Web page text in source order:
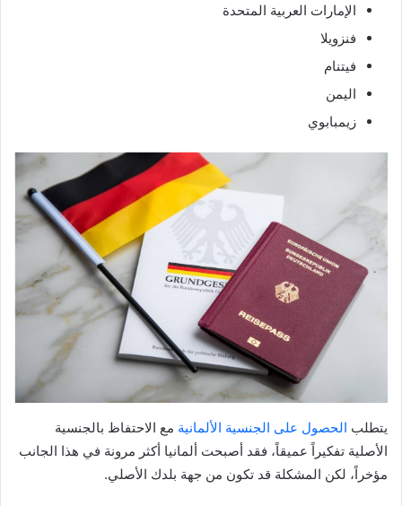
الإمارات العربية المتحدة
فنزويلا
فيتنام
اليمن
زيمبابوي
يتطلب الحصول على الجنسية الألمانية مع الاحتفاظ بالجنسية
الأصلية تفكيراً عميقاً، فقد أصبحت ألمانيا أكثر مرونة في هذا الجانب
مؤخراً، لكن المشكلة قد تكون من جهة بلدك الأصلي.